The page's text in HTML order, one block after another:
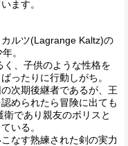
ます。
ルツ(Lagrange Kaltz)の
。
、子供のような性格を
ったりに行動しがち。
次期後継者であるが、王
められたら冒険に出ても
であり親友のボリスと
いる。
なす熟練された剣の実力